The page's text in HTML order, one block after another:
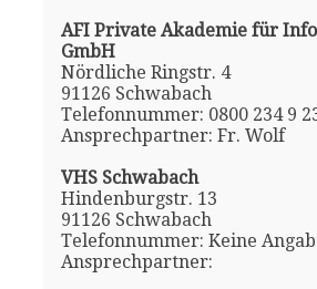
AFI Private Akademie für
GmbH
Nördliche Ringstr. 4
91126 Schwabach
Telefonnummer: 0800 234 9
Ansprechpartner: Fr. Wolf
VHS Schwabach
Hindenburgstr. 13
91126 Schwabach
Telefonnummer: Keine
Ansprechpartner: